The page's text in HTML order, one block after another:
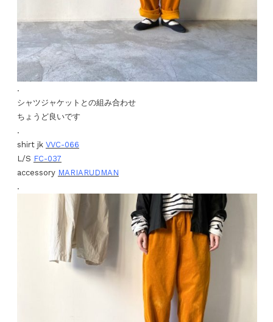
.
シャツジャケットとの組み合わせ
ちょうど良いです
.
shirt jk VVC-066
L/S FC-037
accessory MARIARUDMAN
.